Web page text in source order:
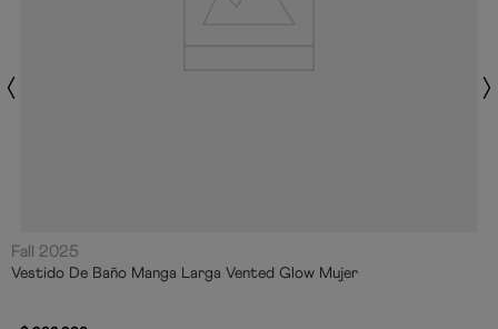
Fall 2025
Vestido De Baño Manga Larga Vented Glow Mujer